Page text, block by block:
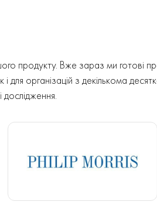
продукту. Вже зараз ми готові
організацій з декількома
дослідження.